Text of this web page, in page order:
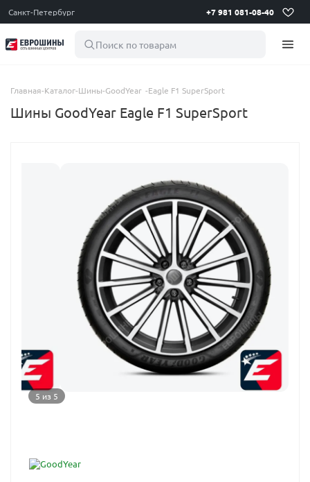
Санкт-Петербург +7 981 081-08-40
Поиск по товарам
Главная-Каталог-Шины-GoodYear -Eagle F1 SuperSport
Шины GoodYear Eagle F1 SuperSport
5 из 5